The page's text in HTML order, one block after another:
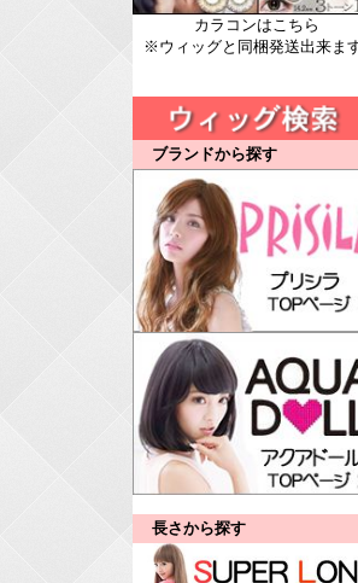
カラコンはこちら
※ウィッグと同梱発送出来ま
ブランドから探す
長さから探す